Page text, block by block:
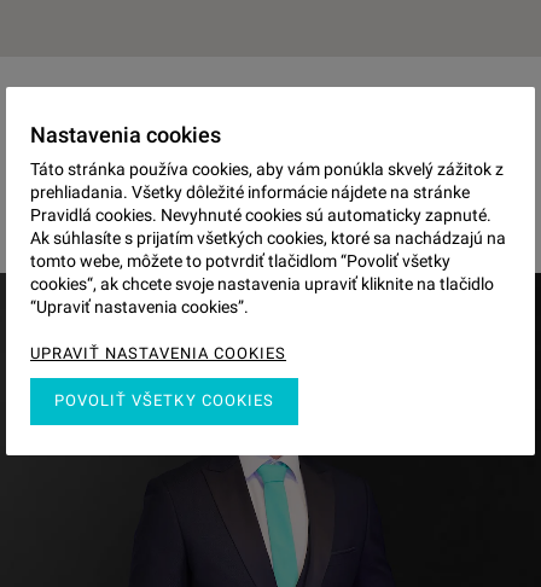
ING. MARTIN
SEMAN
Nastavenia cookies
Táto stránka používa cookies, aby vám ponúkla skvelý zážitok z
prehliadania. Všetky dôležité informácie nájdete na stránke
Pravidlá cookies. Nevyhnuté cookies sú automaticky zapnuté.
Ak súhlasíte s prijatím všetkých cookies, ktoré sa nachádzajú na
tomto webe, môžete to potvrdiť tlačidlom “Povoliť všetky
cookies“, ak chcete svoje nastavenia upraviť kliknite na tlačidlo
“Upraviť nastavenia cookies”.
UPRAVIŤ NASTAVENIA COOKIES
POVOLIŤ VŠETKY COOKIES